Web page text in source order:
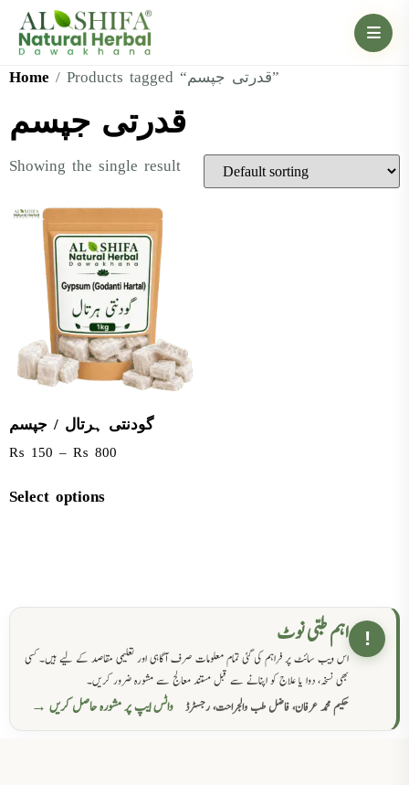
Home / Products tagged “قدرتی جپسم”
قدرتی جپسم
Showing the single result
گودنتی ہرتال / جپسم
₨ 150 – ₨ 800
Select options
! اہم طبی نوٹ
اس ویب سائٹ پر فراہم کی گئی تمام معلومات صرف آگاہی اور تعلیمی مقاصد کے لیے ہیں۔ کسی
بھی نسخہ، دوا یا علاج کو اپنانے سے قبل مستند معالج سے مشورہ ضرور کریں۔
حکیم محمد عرفان، فاضل طب والجراحت، رجسٹرڈ
واٹس ایپ پر مشورہ حاصل کریں →